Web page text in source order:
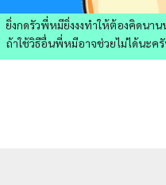
กดรัวพี่หมียิ่งงงทำให้ต้องคิดนาน
ถ้าใช้วิธีอื่นพี่หมีอาจช่วยไม่ได้นะค